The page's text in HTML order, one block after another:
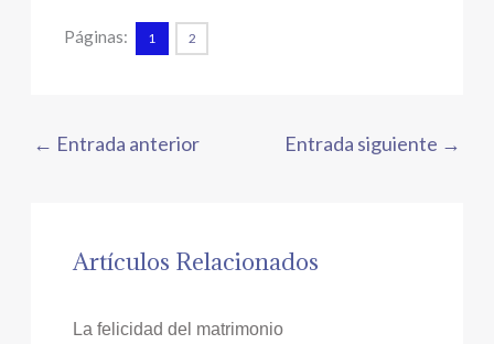
Páginas: 1 2
← Entrada anterior Entrada siguiente →
Artículos Relacionados
La felicidad del matrimonio